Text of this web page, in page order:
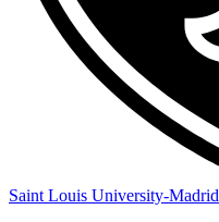
Saint Louis University-Madrid